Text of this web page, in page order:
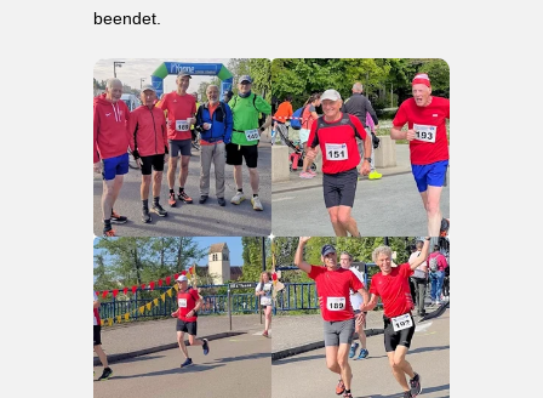
beendet.